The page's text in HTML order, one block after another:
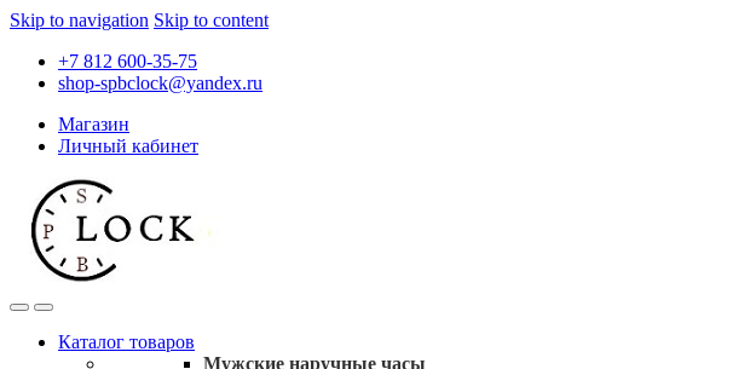
Skip to navigation Skip to content
+7 812 600-35-75
shop-spbclock@yandex.ru
Магазин
Личный кабинет
Каталог товаров
Мужские наручные часы